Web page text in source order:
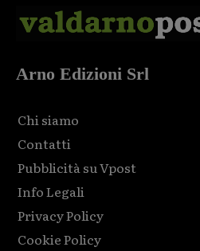
Arno Edizioni Srl
Chi siamo
Contatti
Pubblicità su Vpost
Info Legali
Privacy Policy
Cookie Policy